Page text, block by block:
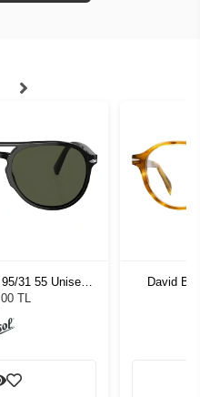
31 55 Unisex
TL
David